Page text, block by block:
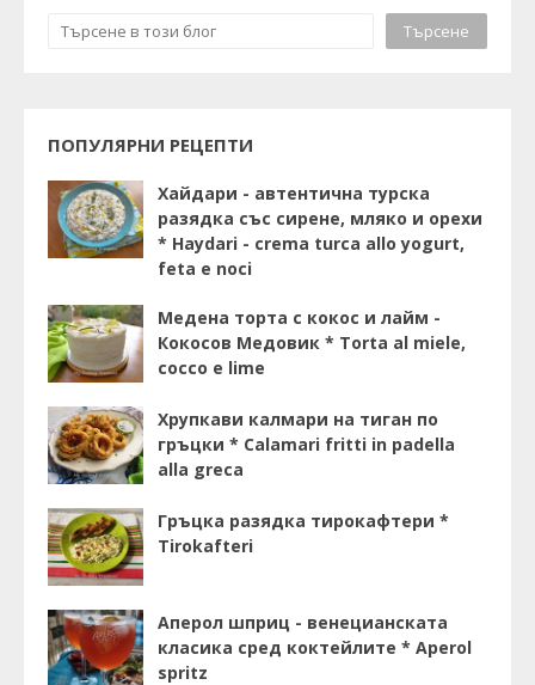
ПОПУЛЯРНИ РЕЦЕПТИ
Хайдари - автентична турска
разядка със сирене, мляко и орехи
* Haydari - crema turca allo yogurt,
feta e noci
Медена торта с кокос и лайм -
Кокосов Медовик * Torta al miele,
cocco e lime
Хрупкави калмари на тиган по
гръцки * Calamari fritti in padella
alla greca
Гръцка разядка тирокафтери *
Tirokafteri
Аперол шприц - венецианската
класика сред коктейлите * Aperol
spritz